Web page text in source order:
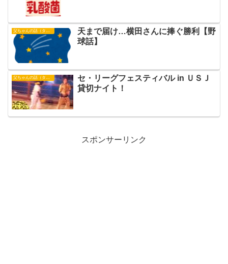
父ちゃんの話（タイガース）
天まで届け…横田さんに捧ぐ勝利【野
球話】
父ちゃんの話（タイガース）
セ・リーグフェスティバル in ＵＳＪ
貸切ナイト！
スポンサーリンク